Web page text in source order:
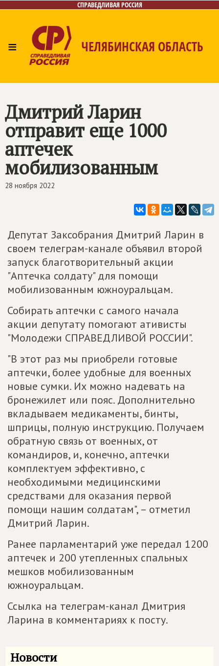
СПРАВЕДЛИВАЯ РОССИЯ
≡ ЧЕЛЯБИНСКАЯ ОБЛАСТЬ
Контакты
Дмитрий Ларин
отправит еще 1000
аптечек
мобилизованным
28 ноября 2022
Депутат Заксобрания Дмитрий Ларин в
своем телеграм-канале объявил второй
запуск благотворительный акции
"Аптечка солдату" для помощи
мобилизованным южноуральцам.
Собирать аптечки с самого начала
акции депутату помогают ативисты
"Молодежи СПРАВЕДЛИВОЙ РОССИИ".
"В этот раз мы приобрели готовые
аптечки, более удобные для военных
новые сумки. Их можно надевать на
бронежилет или пояс. Дополнительно
вкладываем медикаменты, бинты,
шприцы, полную инструкцию. Получаем
обратную связь от военных, от
командиров, и, конечно, аптечки
комплектуем эффективно, с
необходимыми медицинскими
средствами для оказания первой
помощи нашим солдатам", – отметил
Дмитрий Ларин.
Ранее парламентарий уже передал 1200
аптечек и 200 утепленных спальных
мешков мобилизованным
южноуральцам.
Ссылка на телеграм-канал Дмитрия
Ларина в комментариях к посту.
Новости